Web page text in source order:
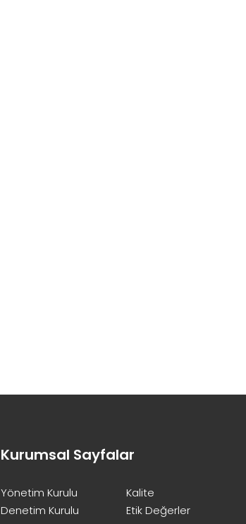
Kurumsal Sayfalar
Yönetim Kurulu
Denetim Kurulu
Kalite
Etik Değerler